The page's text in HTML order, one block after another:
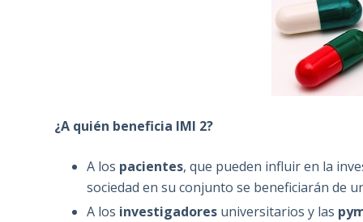
¿A quién beneficia IMI 2?
A los pacientes, que pueden influir en la
sociedad en su conjunto se beneficiarán de
A los investigadores universitarios y las